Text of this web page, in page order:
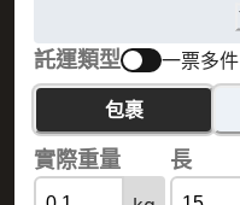
託運類型 一票多件
包裹
實際重量 長